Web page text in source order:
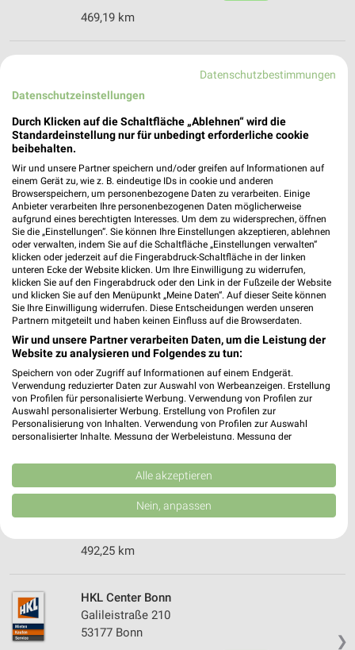
469,19 km
56070 Koblenz-Lützel
Heute 08:00 - 20:00 Uhr | Geöffnet
Globus Baumarkt Lahnstein
Industriestraße Nord
56112 Lahnstein
Heute 08:00 - 20:00 Uhr | Geöffnet
470,69 km • Angebote: 1 Prospekt
An den Märkten 1-5
53359 Rheinbach
Heute 08:00 - 20:00 Uhr | Geöffnet
492,19 km • Angebote: 1 Prospekt
Fassbender Tenten Rheinbach
An den Märkten 1-5
53359 Rheinbach
492,25 km
❯
HKL Center Bonn
Galileistraße 210
53177 Bonn
Datenschutzbestimmungen
Datenschutzeinstellungen
Durch Klicken auf die Schaltfläche „Ablehnen“ wird die
Standardeinstellung nur für unbedingt erforderliche cookie
beibehalten.
Wir und unsere Partner speichern und/oder greifen auf Informationen auf
einem Gerät zu, wie z. B. eindeutige IDs in cookie und anderen
Browserspeichern, um personenbezogene Daten zu verarbeiten. Einige
Anbieter verarbeiten Ihre personenbezogenen Daten möglicherweise
aufgrund eines berechtigten Interesses. Um dem zu widersprechen, öffnen
Sie die „Einstellungen“. Sie können Ihre Einstellungen akzeptieren, ablehnen
oder verwalten, indem Sie auf die Schaltfläche „Einstellungen verwalten“
klicken oder jederzeit auf die Fingerabdruck-Schaltfläche in der linken
unteren Ecke der Website klicken. Um Ihre Einwilligung zu widerrufen,
klicken Sie auf den Fingerabdruck oder den Link in der Fußzeile der Website
und klicken Sie auf den Menüpunkt „Meine Daten“. Auf dieser Seite können
Sie Ihre Einwilligung widerrufen. Diese Entscheidungen werden unseren
Partnern mitgeteilt und haben keinen Einfluss auf die Browserdaten.
Wir und unsere Partner verarbeiten Daten, um die Leistung der
Website zu analysieren und Folgendes zu tun:
Speichern von oder Zugriff auf Informationen auf einem Endgerät.
Verwendung reduzierter Daten zur Auswahl von Werbeanzeigen. Erstellung
von Profilen für personalisierte Werbung. Verwendung von Profilen zur
Auswahl personalisierter Werbung. Erstellung von Profilen zur
Personalisierung von Inhalten. Verwendung von Profilen zur Auswahl
personalisierter Inhalte. Messung der Werbeleistung. Messung der
Kombinationen von Daten aus verschiedenen Quellen. Entwicklung und
Verbesserung der Angebote. Verwendung reduzierter Daten zur Auswahl
von Inhalten.
Daten können außerhalb der Europäischen Union weitergegeben und in die
USA gesendet werden.
Website/App.
IAB-Verarbeitungszwecke:
Speichern von oder Zugriff auf Informationen
auf einem Endgerät
Alle akzeptieren
Nein, anpassen